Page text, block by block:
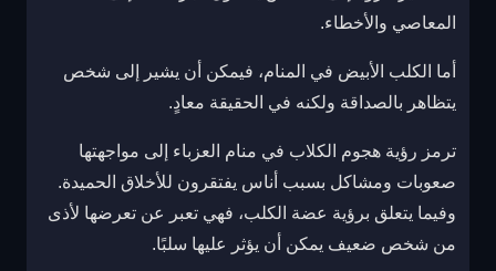
المعاصي والأخطاء.
أما الكلب الأبيض في المنام، فيمكن أن يشير إلى شخص
يتظاهر بالصداقة ولكنه في الحقيقة معادٍ.
ترمز رؤية هجوم الكلاب في منام العزباء إلى مواجهتها
صعوبات ومشاكل بسبب أناس يفتقرون للأخلاق الحميدة.
وفيما يتعلق برؤية عضة الكلب، فهي تعبر عن تعرضها لأذى
من شخص ضعيف يمكن أن يؤثر عليها سلبًا.